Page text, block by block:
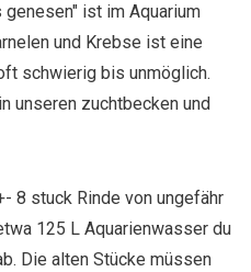
ist im Aquarium
und Krebse ist eine
schwierig bis unmöglich.
unseren zuchtbecken und
8 stuck Rinde von ungefähr
125 L Aquarienwasser du
Die alten Stücke müssen